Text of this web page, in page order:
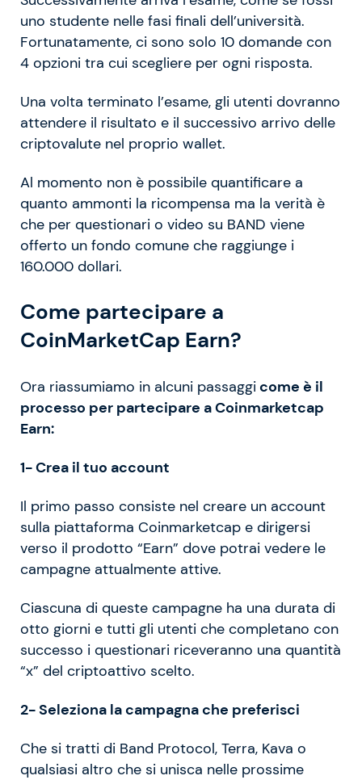
uno studente nelle fasi finali dell’università.
Fortunatamente, ci sono solo 10 domande con
4 opzioni tra cui scegliere per ogni risposta.
Una volta terminato l’esame, gli utenti dovranno
attendere il risultato e il successivo arrivo delle
criptovalute nel proprio wallet.
Al momento non è possibile quantificare a
quanto ammonti la ricompensa ma la verità è
che per questionari o video su BAND viene
offerto un fondo comune che raggiunge i
160.000 dollari.
Come partecipare a
CoinMarketCap Earn?
Ora riassumiamo in alcuni passaggi come è il
processo per partecipare a Coinmarketcap
Earn:
1- Crea il tuo account
Il primo passo consiste nel creare un account
sulla piattaforma Coinmarketcap e dirigersi
verso il prodotto “Earn” dove potrai vedere le
campagne attualmente attive.
Ciascuna di queste campagne ha una durata di
otto giorni e tutti gli utenti che completano con
successo i questionari riceveranno una quantità
“x” del criptoattivo scelto.
2- Seleziona la campagna che preferisci
Che si tratti di Band Protocol, Terra, Kava o
qualsiasi altro che si unisca nelle prossime